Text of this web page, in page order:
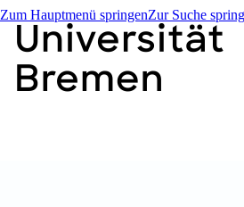
Zum Hauptmenü springenZur Suche